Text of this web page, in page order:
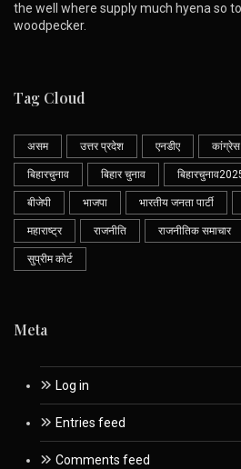
the well where supply much hyena so
woodpecker.
Tag Cloud
असम उत्तर प्रदेश एनडीए कांग्रेस
बिहारचुनाव बिहार चुनाव
बीजेपी भाजपा भारतीय जनता पार्टी
महाराष्ट्र राजनीति राजनीतिक समाचार
सुप्रीम कोर्ट
Meta
Log in
Entries feed
Comments feed